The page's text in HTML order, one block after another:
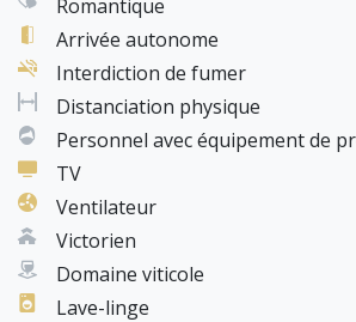
Romantique
Arrivée autonome
Interdiction de fumer
Distanciation physique
Personnel avec équipement de
TV
Ventilateur
Victorien
Domaine viticole
Lave-linge